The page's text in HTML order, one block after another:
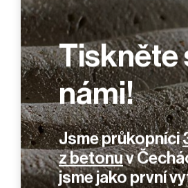
Tiskněte
námi!
Jsme průkopníci
z betonuv
jsme jako první